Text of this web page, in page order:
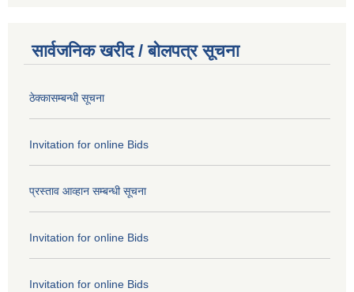
सार्वजनिक खरीद / बोलपत्र सूचना
ठेक्कासम्बन्धी सूचना
Invitation for online Bids
प्रस्ताव आव्हान सम्बन्धी सूचना
Invitation for online Bids
Invitation for online Bids